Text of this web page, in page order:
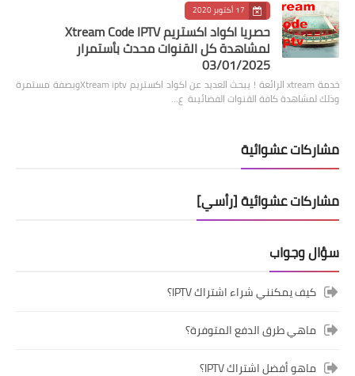
17 أكتوبر 2020
حصريا اكواد اكستريم Xtream Code IPTV
لمشاهدة كل القنوات محدث بأستمرار
03/01/2025
خدمة xtream الرائعة ! يبحث العديد عن اكواد اكستريم Xtream iptvوبصفة مستمرة
وذلك لمشاهدة كافة القنوات الفضائيىة ع…
مشاركات عشوائية
مشاركات عشوائية [رأسي]
سؤال وجواب
كيف يمكنني شراء اشتراك IPTV؟
ماهي طرق الدفع المتوفرة؟
ماهو أفضل اشتراك IPTV؟